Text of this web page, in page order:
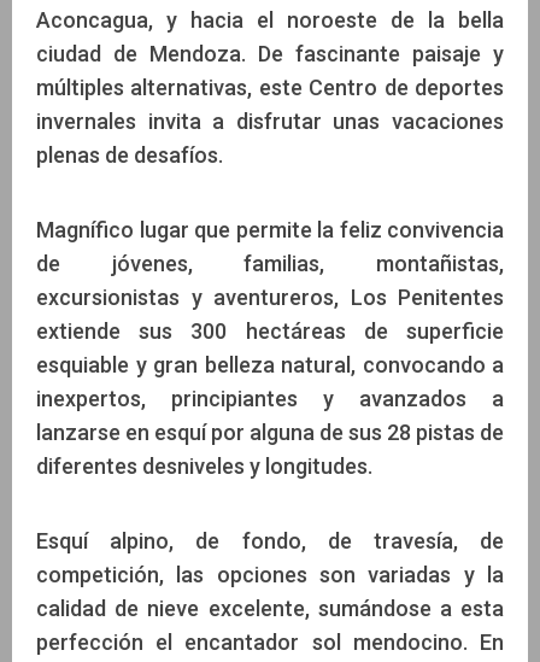
Aconcagua, y hacia el noroeste de la bella
ciudad de Mendoza. De fascinante paisaje y
múltiples alternativas, este Centro de deportes
invernales invita a disfrutar unas vacaciones
plenas de desafíos.
Magnífico lugar que permite la feliz convivencia
de jóvenes, familias, montañistas,
excursionistas y aventureros, Los Penitentes
extiende sus 300 hectáreas de superficie
esquiable y gran belleza natural, convocando a
inexpertos, principiantes y avanzados a
lanzarse en esquí por alguna de sus 28 pistas de
diferentes desniveles y longitudes.
Esquí alpino, de fondo, de travesía, de
competición, las opciones son variadas y la
calidad de nieve excelente, sumándose a esta
perfección el encantador sol mendocino. En